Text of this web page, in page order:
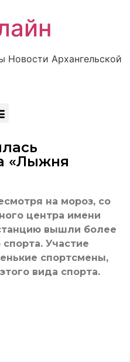
Новости Архангельской
«Лыжня
на мороз, со
центра имени
вышли более
Участие
спортсмены,
вида спорта.